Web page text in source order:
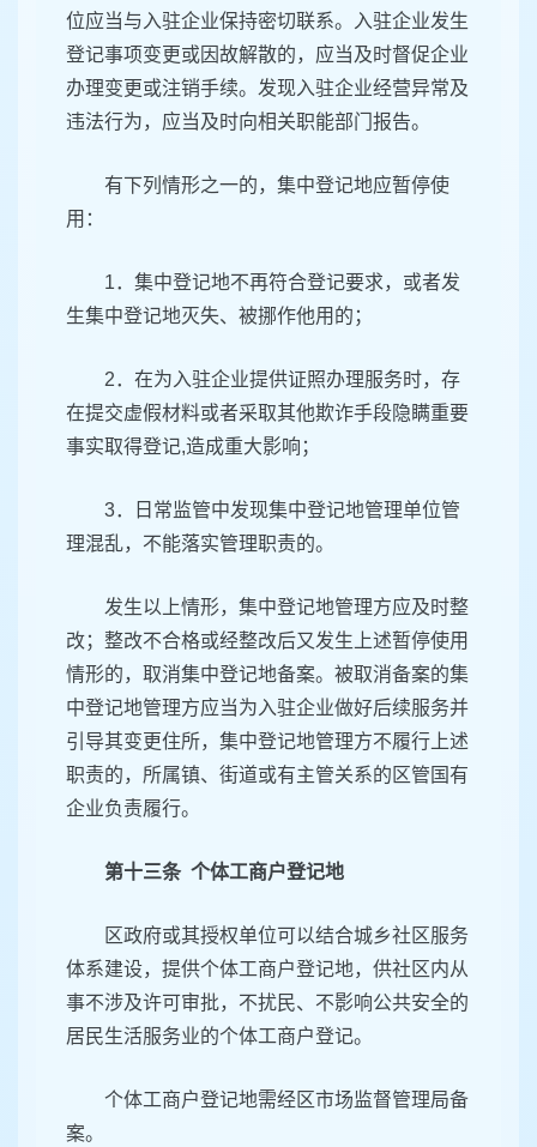
位应当与入驻企业保持密切联系。入驻企业发生
登记事项变更或因故解散的，应当及时督促企业
办理变更或注销手续。发现入驻企业经营异常及
违法行为，应当及时向相关职能部门报告。
有下列情形之一的，集中登记地应暂停使
用：
1．集中登记地不再符合登记要求，或者发
生集中登记地灭失、被挪作他用的；
2．在为入驻企业提供证照办理服务时，存
在提交虚假材料或者采取其他欺诈手段隐瞒重要
事实取得登记,造成重大影响；
3．日常监管中发现集中登记地管理单位管
理混乱，不能落实管理职责的。
发生以上情形，集中登记地管理方应及时整
改；整改不合格或经整改后又发生上述暂停使用
情形的，取消集中登记地备案。被取消备案的集
中登记地管理方应当为入驻企业做好后续服务并
引导其变更住所，集中登记地管理方不履行上述
职责的，所属镇、街道或有主管关系的区管国有
企业负责履行。
第十三条 个体工商户登记地
区政府或其授权单位可以结合城乡社区服务
体系建设，提供个体工商户登记地，供社区内从
事不涉及许可审批，不扰民、不影响公共安全的
居民生活服务业的个体工商户登记。
个体工商户登记地需经区市场监督管理局备
案。